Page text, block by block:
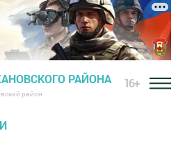
РАЙОНА
район
16+